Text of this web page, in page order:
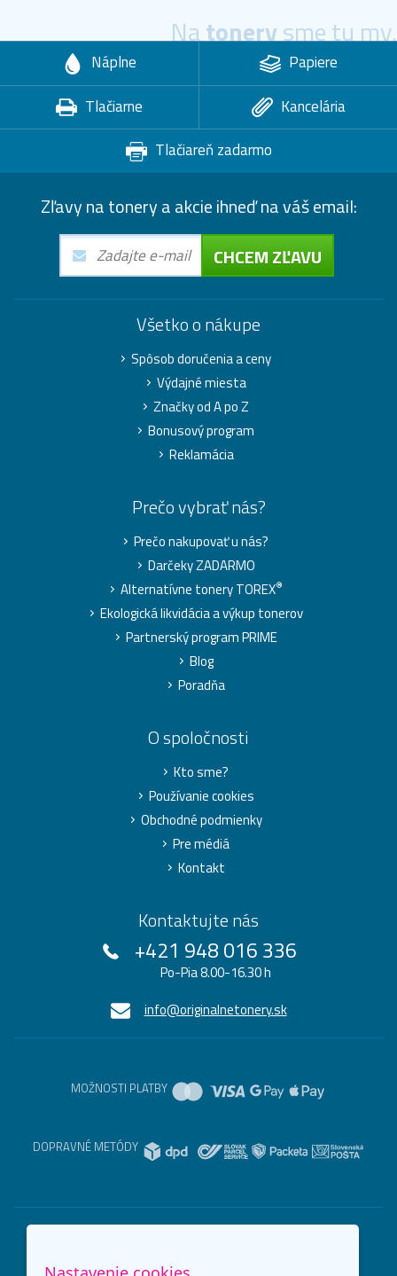
Natonerysme tu my.
Náplne
Papiere
Tlačiarne
Kancelária
Tlačiareň zadarmo
Zľavy na tonery a akcie ihneď na váš email:
CHCEM ZĽAVU
Všetko o nákupe
Spôsob doručenia a ceny
Výdajné miesta
Značky od A po Z
Bonusový program
Reklamácia
Prečo vybrať nás?
Prečo nakupovať u nás?
Darčeky ZADARMO
Alternatívne tonery TOREX®
Ekologická likvidácia a výkup tonerov
Partnerský program PRIME
Blog
Poradňa
O spoločnosti
Kto sme?
Používanie cookies
Obchodné podmienky
Pre médiá
Kontakt
Kontaktujte nás
+421 948 016 336
Po-Pia 8.00-16.30 h
info@originalnetonery.sk
MOŽNOSTI PLATBY
DOPRAVNÉ METÓDY